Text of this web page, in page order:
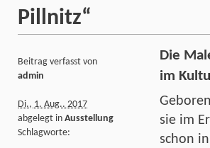
Pillnitz“
Die
im
sie im
schon
Beitrag verfasst von
admin
Di., 1. Aug.. 2017
abgelegt in Ausstellung
Schlagworte: